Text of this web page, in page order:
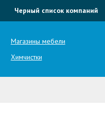
Черный список компаний
Магазины мебели
Химчистки